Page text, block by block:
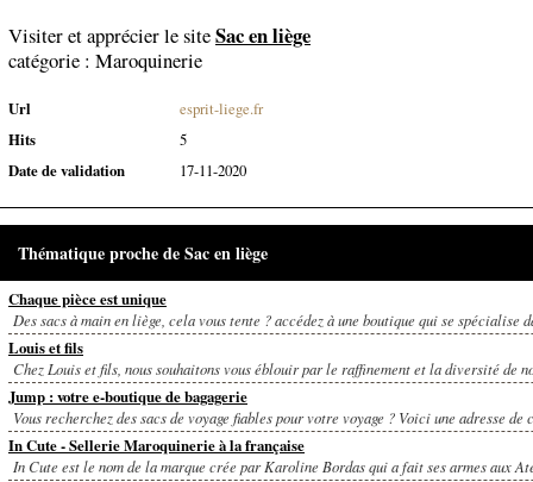
Visiter et apprécier le siteSac en liège
catégorie : Maroquinerie
Url
esprit-liege.fr
Hits
5
Date de validation
17-11-2020
Thématique proche de Sac en liège
Chaque pièce est unique
Des sacs à main en liège, cela vous tente ? accédez à une boutique qui se spécialise
Louis et fils
Chez Louis et fils, nous souhaitons vous éblouir par le raffinement et la diversité de
Jump : votre e-boutique de bagagerie
Vous recherchez des sacs de voyage fiables pour votre voyage ? Voici une adresse de
In Cute - Sellerie Maroquinerie à la française
In Cute est le nom de la marque crée par Karoline Bordas qui a fait ses armes aux